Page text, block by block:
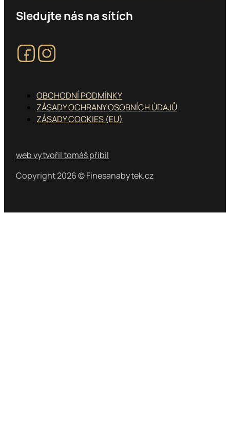
Feature heading
Sledujte nás na sítích
Sledujte nás na Facebooku
Sledujte nás na Instagramu
OBCHODNÍ PODMÍNKY
ZÁSADY OCHRANY OSOBNÍCH ÚDAJŮ
ZÁSADY COOKIES (EU)
Copyright 2026 © Finesanabytek.cz
web vytvořil tomáš přibil